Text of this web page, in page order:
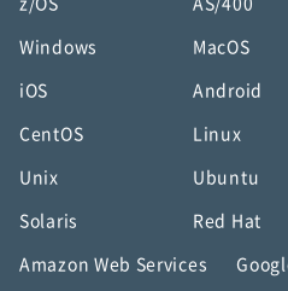
z/OS AS/400
Windows MacOS
iOS Android
CentOS Linux
Unix Ubuntu
Solaris Red Hat
Amazon Web Services